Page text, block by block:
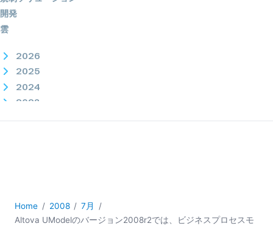
開発
雲
2026
2025
2024
2023
2022
2016
Home 2008
7月
Altova UModelのバージョン2008r2では、ビジネスプロセスモ